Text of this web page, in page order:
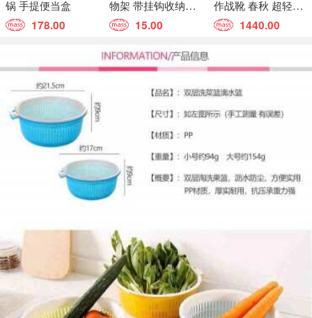
锅 手提便当盒
178.00
物架 带挂钩收纳架
多功能砧板菜板架
15.00
作战靴 春秋 超轻透
气
1440.00